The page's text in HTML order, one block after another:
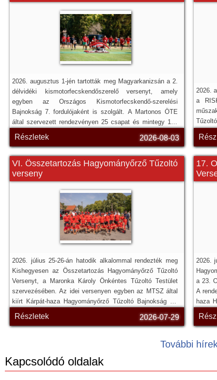
2026. augusztus 1-jén tartották meg Magyarkanizsán a 2.
délvidéki kismotorfecskendőszerelő versenyt, amely
egyben az Országos Kismotorfecskendő-szerelési
Bajnokság 7. fordulójaként is szolgált. A Martonos ÖTE
által szervezett rendezvényen 25 csapat és mintegy 140
résztvevő gyűlt össze, a versenyt anyaországi bírói csapat
Részletek 2026-08-03
2026.
a
VI. Összetartozás Hagyományőrző Tűzoltó
verseny
2026. július 25-26-án hatodik alkalommal rendezték meg
Kishegyesen az Összetartozás Hagyományőrző Tűzoltó
Versenyt, a Maronka Károly Önkéntes Tűzoltó Testület
szervezésében. Az idei versenyen egyben az MTSZ által
kiírt Kárpát-haza Hagyományőrző Tűzoltó Bajnokság III.
fordulóját is lebonyolították. Az eseményre a vajdasági
önkéntes tűzoltók mellett Magyarországról, Romániából-
Részletek 2026-07-29
17.
2026.
a 23.
A
haza
További
Kapcsolódó oldalak